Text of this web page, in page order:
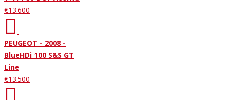
€13.600
PEUGEOT - 2008 -
BlueHDi 100 S&S GT
Line
€13.500